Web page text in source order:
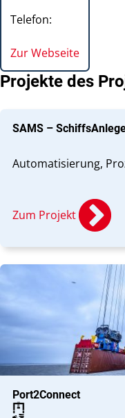
Telefon:
Zur Webseite
Projekte des
SAMS –
Automatisierung,
Zum Projekt
Port2Connect